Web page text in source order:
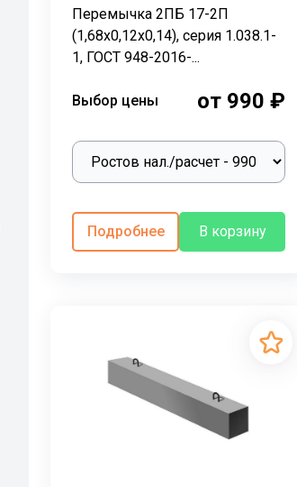
Перемычка 2ПБ 17-2П
(1,68х0,12х0,14), серия 1.038.1-
1, ГОСТ 948-2016-...
Выбор цены от 990 ₽
Подробнее В корзину